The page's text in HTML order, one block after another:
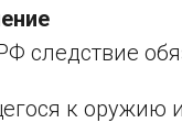
следствие
к оружию